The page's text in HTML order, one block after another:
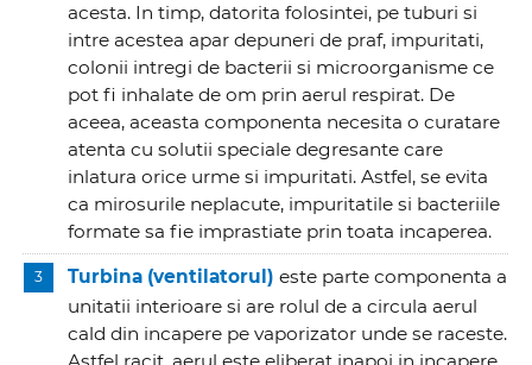
acesta. In timp, datorita folosintei, pe tuburi si
intre acestea apar depuneri de praf, impuritati,
colonii intregi de bacterii si microorganisme ce
pot fi inhalate de om prin aerul respirat. De
aceea, aceasta componenta necesita o curatare
atenta cu solutii speciale degresante care
inlatura orice urme si impuritati. Astfel, se evita
ca mirosurile neplacute, impuritatile si bacteriile
formate sa fie imprastiate prin toata incaperea.
Turbina (ventilatorul) este parte componenta a
unitatii interioare si are rolul de a circula aerul
cald din incapere pe vaporizator unde se raceste.